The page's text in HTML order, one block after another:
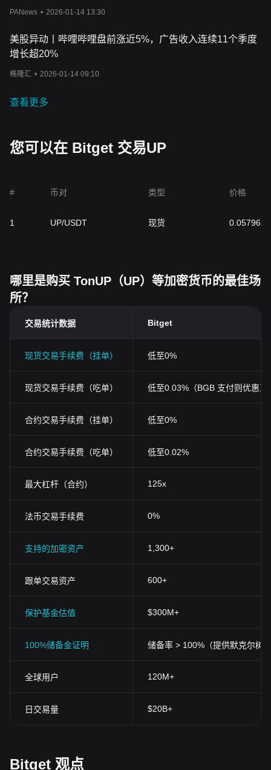
PANews • 2026-01-14 13:30
美股异动丨哔哩哔哩盘前涨近5%，广告收入连续11个季度
增长超20%
格隆汇 • 2026-01-14 09:10
查看更多
您可以在 Bitget 交易UP
# 币对 类型 价格
1 UP/USDT 现货 0.05796
哪里是购买 TonUP（UP）等加密货币的最佳场
所？
交易统计数据 Bitget
现货交易手续费（挂单） 低至0%
现货交易手续费（吃单） 低至0.03%（BGB 支付则优惠至
合约交易手续费（挂单） 低至0%
合约交易手续费（吃单） 低至0.02%
最大杠杆（合约） 125x
法币交易手续费 0%
支持的加密资产 1,300+
跟单交易资产 600+
保护基金估值 $300M+
100%储备金证明 储备率 > 100%（提供默克尔树
全球用户 120M+
日交易量 $20B+
Bitget 观点